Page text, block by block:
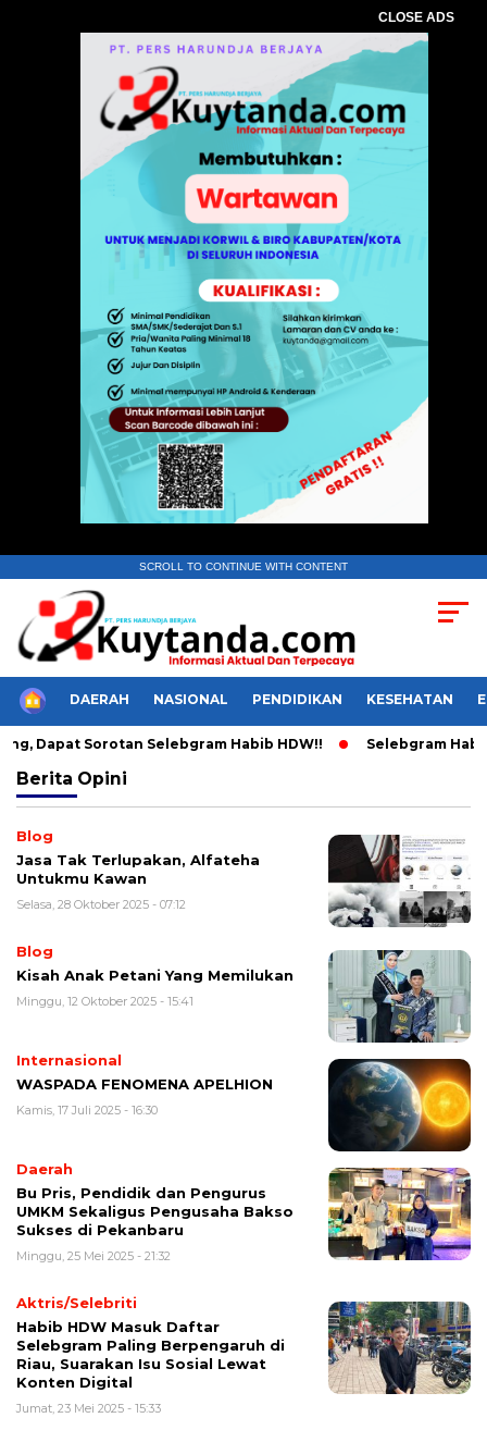
CLOSE ADS
SCROLL TO CONTINUE WITH CONTENT
HOMEDAERAH NASIONAL PENDIDIKAN KESEHATAN
Dapat Sorotan Selebgram Habib HDW!! Selebgram Habib
Berita Opini
Blog
Jasa Tak Terlupakan, Alfateha
Untukmu Kawan
Selasa, 28 Oktober 2025 - 07:12
Blog
Kisah Anak Petani Yang Memilukan
Minggu, 12 Oktober 2025 - 15:41
Internasional
WASPADA FENOMENA APELHION
Kamis, 17 Juli 2025 - 16:30
Daerah
Bu Pris, Pendidik dan Pengurus
UMKM Sekaligus Pengusaha Bakso
Sukses di Pekanbaru
Minggu, 25 Mei 2025 - 21:32
Aktris/Selebriti
Habib HDW Masuk Daftar
Selebgram Paling Berpengaruh di
Riau, Suarakan Isu Sosial Lewat
Konten Digital
Jumat, 23 Mei 2025 - 15:33